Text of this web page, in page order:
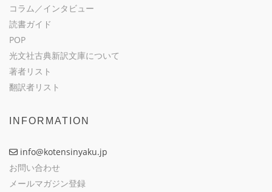
コラム／インタビュー
読書ガイド
POP
光文社古典新訳文庫について
著者リスト
翻訳者リスト
INFORMATION
info@kotensinyaku.jp
お問い合わせ
メールマガジン登録